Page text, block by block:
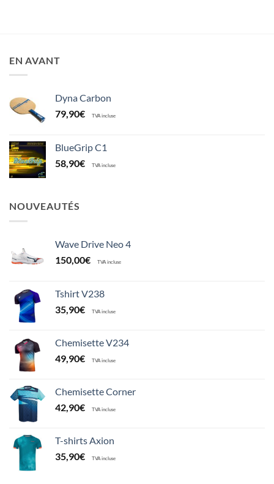
EN AVANT
Dyna Carbon
79,90€ TVA incluse
BlueGrip C1
58,90€ TVA incluse
NOUVEAUTÉS
Wave Drive Neo 4
150,00€ TVA incluse
Tshirt V238
35,90€ TVA incluse
Chemisette V234
49,90€ TVA incluse
Chemisette Corner
42,90€ TVA incluse
T-shirts Axion
35,90€ TVA incluse